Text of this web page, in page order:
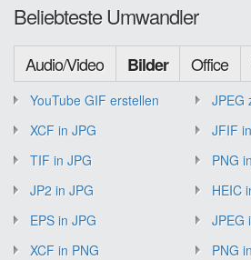
Beliebteste Umwandler
Audio/Video Bilder Office
YouTube GIF erstellen
JPEG
XCF in JPG
JFIF
TIF in JPG
PNG
JP2 in JPG
HEIC
EPS in JPG
JPEG
XCF in PNG
PNG